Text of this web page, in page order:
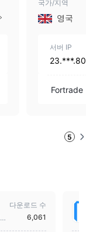
국가/지역
영국
서버 IP
23.***.80
Fortrade
5
다운로드 수
6,061